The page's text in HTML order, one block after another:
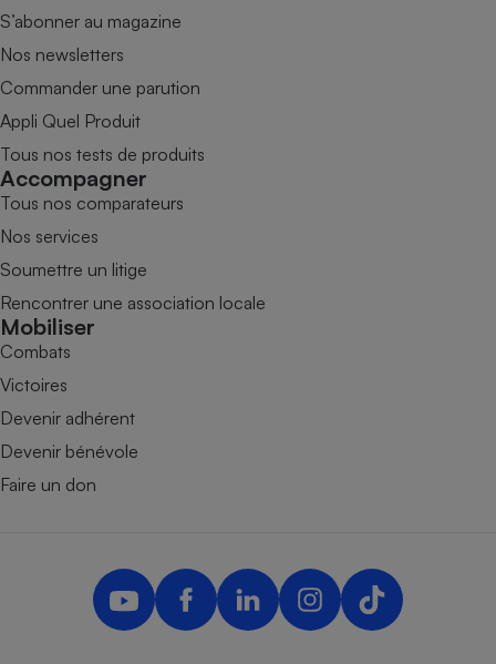
S’abonner au magazine
Nos newsletters
Commander une parution
Appli Quel Produit
Tous nos tests de produits
Accompagner
Tous nos comparateurs
Nos services
Soumettre un litige
Rencontrer une association locale
Mobiliser
Combats
Victoires
Devenir adhérent
Devenir bénévole
Faire un don